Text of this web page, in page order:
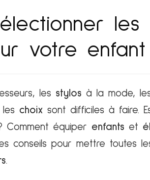
les
votre
les stylos à la mode,
les choix sont difficiles à faire.
Comment équiper enfants et
conseils pour mettre toutes
.